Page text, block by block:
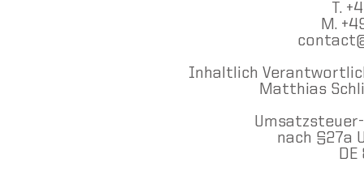
T.
M.
Inhaltlich
Matthias
nach §27a